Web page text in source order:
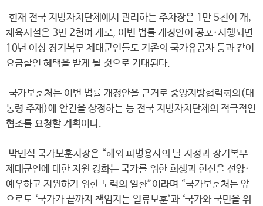
현재 전국 지방자치단체에서 관리하는 주차장은 1만 5천여 개,
체육시설은 3만 2천여 개로, 이번 법률 개정안이 공포·시행되면
10년 이상 장기복무 제대군인들도 기존의 국가유공자 등과 같이
요금할인 혜택을 받게 될 것으로 기대된다.
국가보훈처는 이번 법률 개정안을 근거로 중앙지방협력회의(대
통령 주재)에 안건을 상정하는 등 전국 지방자치단체의 적극적인
협조를 요청할 계획이다.
박민식 국가보훈처장은 “해외 파병용사의 날 지정과 장기복무
제대군인에 대한 지원 강화는 국가를 위한 희생과 헌신을 선양·
예우하고 지원하기 위한 노력의 일환”이라며 “국가보훈처는 앞
으로도 ‘국가가 끝까지 책임지는 일류보훈’과 ‘국가와 국민을 위